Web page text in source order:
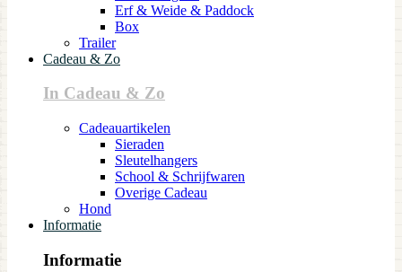
Erf & Weide & Paddock
Box
Trailer
Cadeau & Zo
In Cadeau & Zo
Cadeauartikelen
Sieraden
Sleutelhangers
School & Schrijfwaren
Overige Cadeau
Hond
Informatie
Informatie